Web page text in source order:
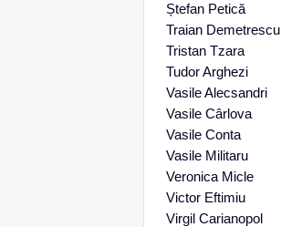
Ștefan Petică
Traian Demetrescu
Tristan Tzara
Tudor Arghezi
Vasile Alecsandri
Vasile Cârlova
Vasile Conta
Vasile Militaru
Veronica Micle
Victor Eftimiu
Virgil Carianopol